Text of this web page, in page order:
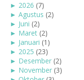
► 2026 (7)
► Agustus (2)
► Juni (2)
► Maret (2)
► Januari (1)
► 2025 (23)
► Desember (2)
► November (3)